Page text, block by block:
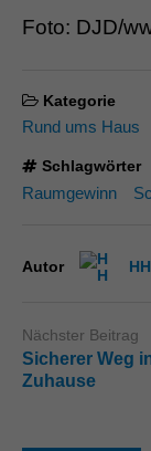
Foto: DJD/
Kategorie
Rund ums Haus
Schlagwörter
Raumgewinn
Autor HH
Nächster Beitrag
Sicherer Weg
Zuhause